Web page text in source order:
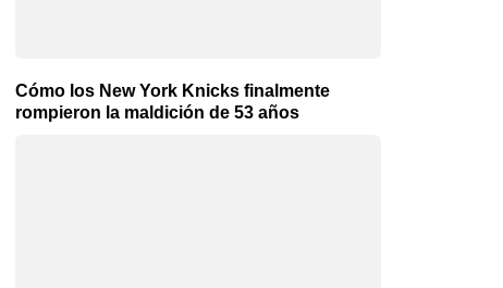
Cómo los New York Knicks finalmente
rompieron la maldición de 53 años